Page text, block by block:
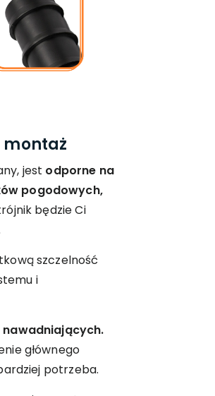
montaż
jest odporne na
pogodowych,
będzie Ci
szczelność
i
nawadniających.
głównego
potrzeba.